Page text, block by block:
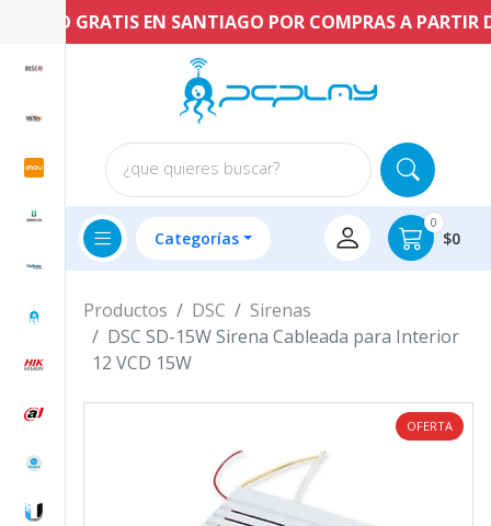
ENVÍO GRATIS EN SANTIAGO POR COMPRAS A PARTIR
¿que quieres buscar?
Categorías
0
$0
Productos DSC
Sirenas
DSC SD-15W Sirena Cableada para Interior
12 VCD 15W
OFERTA